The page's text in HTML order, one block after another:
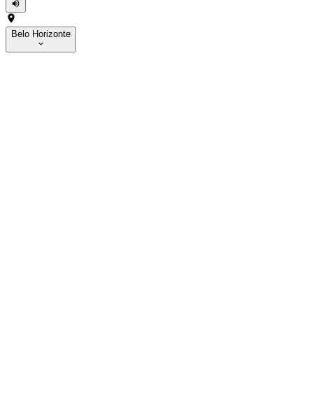
Belo Horizonte